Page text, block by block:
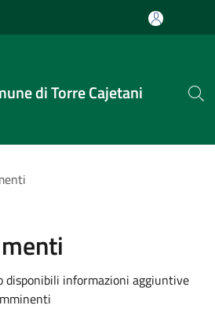
di Torre Cajetani
disponibili informazioni aggiuntive